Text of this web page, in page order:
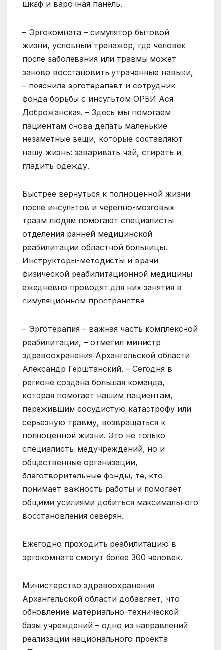
шкаф и варочная панель.
– Эргокомната – симулятор бытовой
жизни, условный тренажер, где человек
после заболевания или травмы может
заново восстановить утраченные навыки,
– пояснила эрготерапевт и сотрудник
фонда борьбы с инсультом ОРБИ Ася
Доброжанская. – Здесь мы помогаем
пациентам снова делать маленькие
незаметные вещи, которые составляют
нашу жизнь: заваривать чай, стирать и
гладить одежду.
Быстрее вернуться к полноценной жизни
после инсультов и черепно-мозговых
травм людям помогают специалисты
отделения ранней медицинской
реабилитации областной больницы.
Инструкторы-методисты и врачи
физической реабилитационной медицины
ежедневно проводят для них занятия в
симуляционном пространстве.
– Эрготерапия – важная часть комплексной
реабилитации, – отметил министр
здравоохранения Архангельской области
Александр Герштанский. – Сегодня в
регионе создана большая команда,
которая помогает нашим пациентам,
пережившим сосудистую катастрофу или
серьезную травму, возвращаться к
полноценной жизни. Это не только
специалисты медучреждений, но и
общественные организации,
благотворительные фонды, те, кто
понимает важность работы и помогает
общими усилиями добиться максимального
восстановления северян.
Ежегодно проходить реабилитацию в
эргокомнате смогут более 300 человек.
Министерство здравоохранения
Архангельской области добавляет, что
обновление материально-технической
базы учреждений – одно из направлений
реализации национального проекта